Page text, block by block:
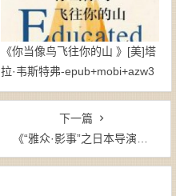
《你当像鸟飞往你的山 》[美]塔
拉·韦斯特弗-epub+mobi+azw3
下一篇
《“雅众·影事”之日本导演系列（套装共4册）》今敏 等（作者）-epub+mobi+azw3